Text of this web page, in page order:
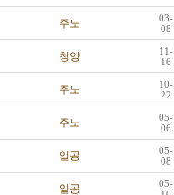
주노
03-
08
청양
11-
16
주노
10-
22
주노
05-
06
일공
05-
08
일공
05-